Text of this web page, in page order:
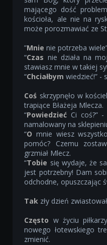
mającego dość
kościoła, ale nie na
może porozmawiać ze
”Mnie nie potrzeba
“Czas nie działa na
stawiasz mnie w takiej
“Chciałbym wiedzieć!” -
Coś skrzypnęło w
trapiące Błażeja Mlecza.
“Powiedzieć Ci coś?”
namalowany na
“O mnie wiesz
pomóc? Czemu
grzmiał Mlecz.
“Tobie się wydaje, że
jest potrzebny! Dam
odchodne, opuszczając
Tak zły dzień
Często w życiu
nowego łotewskiego
zmienić.